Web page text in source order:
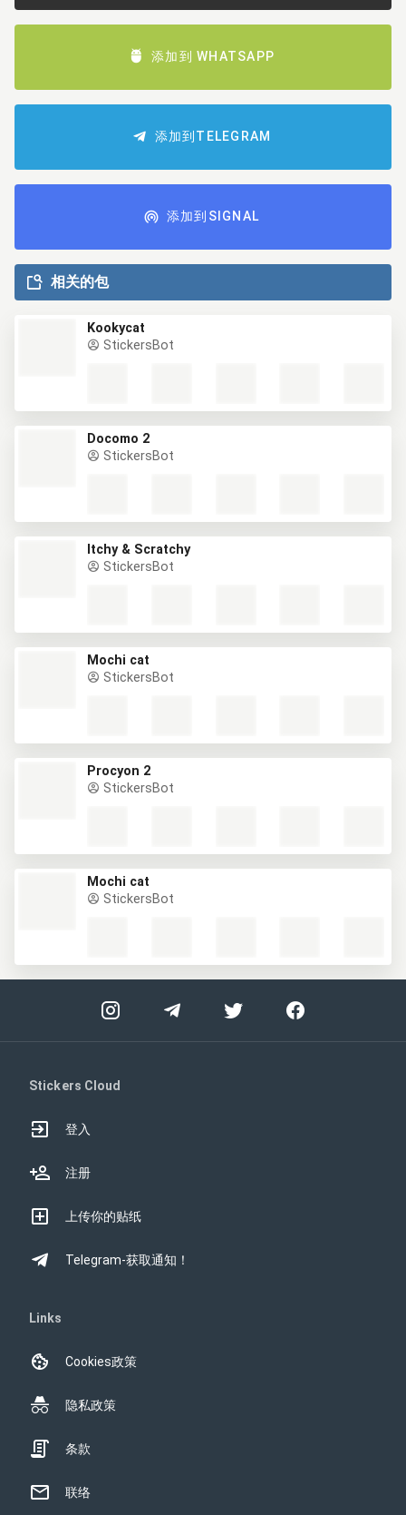
添加到 WHATSAPP
添加到TELEGRAM
添加到SIGNAL
相关的包
Kookycat
StickersBot
Docomo 2
StickersBot
Itchy & Scratchy
StickersBot
Mochi cat
StickersBot
Procyon 2
StickersBot
Mochi cat
StickersBot
Stickers Cloud
登入
注册
上传你的贴纸
Telegram-获取通知！
Links
Cookies政策
隐私政策
条款
联络